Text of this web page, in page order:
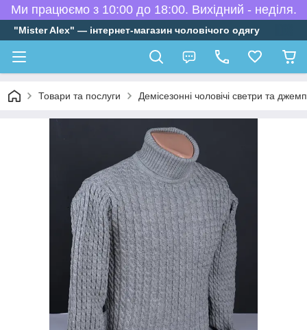
Ми працюємо з 10:00 до 18:00. Вихідний - неділя.
"Mister Alex" — інтернет-магазин чоловічого одягу
Товари та послуги Демісезонні чоловічі светри та